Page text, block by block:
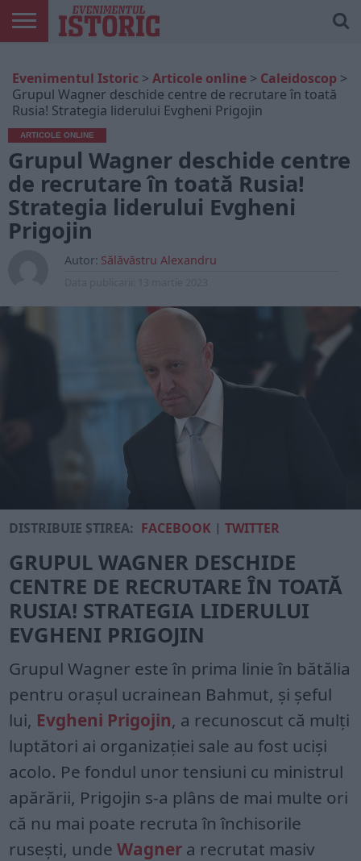
ONLINE
EDIȚII
TIPĂRITE
ISTORIC
PLAY
CONTUL
MEU
Evenimentul Istoric > Articole online > Caleidoscop >
Grupul Wagner deschide centre de recrutare în toată
Rusia! Strategia liderului Evgheni Prigojin
ARTICOLE ONLINE
Grupul Wagner deschide centre
de recrutare în toată Rusia!
Strategia liderului Evgheni
Prigojin
Autor: Sălăvăstru Alexandru
DISTRIBUIE ȘTIREA: FACEBOOK |TWITTER
GRUPUL WAGNER DESCHIDE
CENTRE DE RECRUTARE ÎN TOATĂ
RUSIA! STRATEGIA LIDERULUI
EVGHENI PRIGOJIN
Grupul Wagner este în prima linie în bătălia
pentru oraşul ucrainean Bahmut, şi şeful
lui, Evgheni Prigojin, a recunoscut că mulţi
luptători ai organizaţiei sale au fost ucişi
acolo. Pe fondul unor tensiuni cu ministrul
apărării, Prigojin s-a plâns de mai multe ori
că nu mai poate recruta în închisorile
ruseşti, undeWagner a recrutat masiv